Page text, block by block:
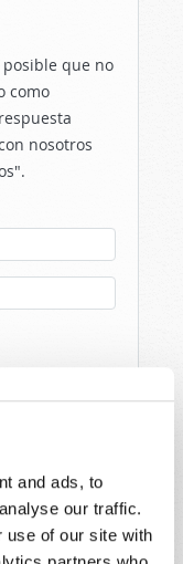
and ads, to
our traffic.
use of our site with
que no
como
nosotros